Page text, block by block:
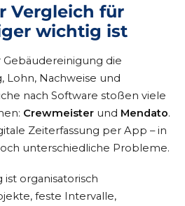
Vergleich für
wichtig ist
Gebäudereinigung die
Lohn, Nachweise und
nach Software stoßen viele
Crewmeister und Mendato.
Zeiterfassung per App – in
unterschiedliche Probleme.
organisatorisch
feste Intervalle,